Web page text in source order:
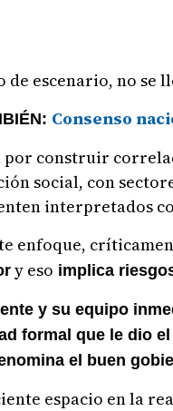
de escenario, no se
Consenso
por construir
social, con
interpretados
enfoque,
y eso implica
y su equipo
formal que le dio
el buen
espacio en la